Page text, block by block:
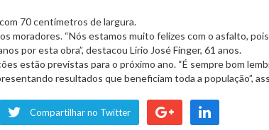
70 centímetros de largura.
moradores. “Nós estamos muito felizes com o asfalto,
por esta obra”, destacou Lírio José Finger, 61 anos.
estão previstas para o próximo ano. “É sempre bom
resultados que beneficiam toda a população”,
Compartilhar no Twitter